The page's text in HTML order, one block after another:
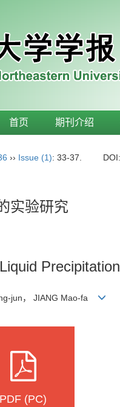
首页 期刊介绍
›› Issue (1): 33-37. DOI:
实验研究
jun， JIANG Mao-fa
PDF (PC)